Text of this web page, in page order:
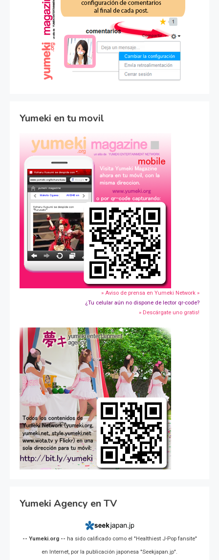
Yumeki en tu movil
» Aviso de prensa en Yumeki Network »
¿Tu celular aún no dispone de lector qr-code?
» Descárgate uno gratis!
Yumeki Agency en TV
-- Yumeki.org -- ha sido calificado como el "Healthiest J-Pop fansite"
en Internet, por la publicación japonesa "Seekjapan.jp".